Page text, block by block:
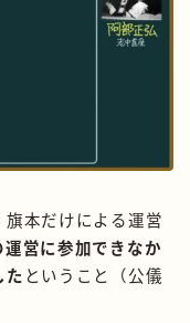
本だけによる運営
運営に参加できなか
た ということ（公儀